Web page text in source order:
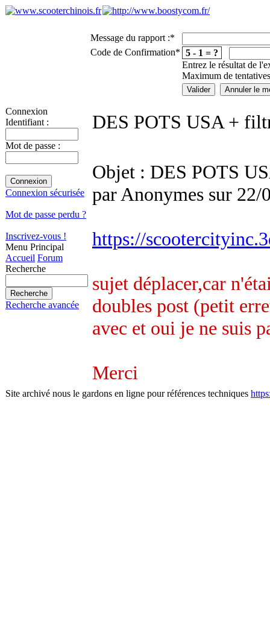
Connexion
Identifiant :
Mot de passe :
Connexion sécurisée
Mot de passe perdu ?
Inscrivez-vous !
Menu Principal
Accueil Forum
Recherche
Recherche avancée
Message du rapport :*
Code de Confirmation* 5 - 1 = ?
Entrez le résultat de
Maximum de
DES POTS USA +
Objet : DES POTS
par Anonymes sur 22/
https://
sujet déplacer,car
doubles post (petit
avec et oui je ne suis
Merci
Site archivé nous le gardons en ligne pour références techniques